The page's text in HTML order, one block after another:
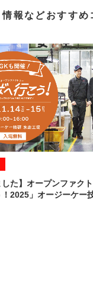
報などおすすめ
した】オープンファク
2025」オージーケー